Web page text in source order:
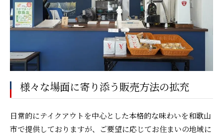
様々な場面に寄り添う販売方法の拡充
日常的にテイクアウトを中心とした本格的な味わいを和歌山
市で提供しておりますが、ご要望に応じてお住まいの地域に